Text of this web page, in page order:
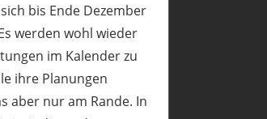
bis Ende Dezember
werden wohl wieder
im Kalender zu
ihre Planungen
aber nur am Rande. In